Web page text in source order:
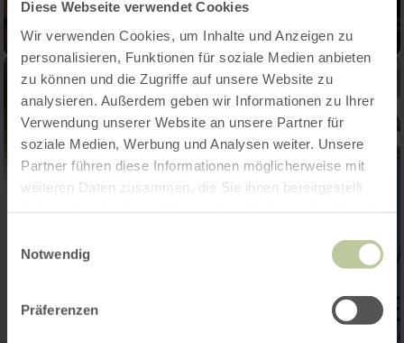
Diese Webseite verwendet Cookies
Wir verwenden Cookies, um Inhalte und Anzeigen zu
personalisieren, Funktionen für soziale Medien anbieten
zu können und die Zugriffe auf unsere Website zu
analysieren. Außerdem geben wir Informationen zu Ihrer
Verwendung unserer Website an unsere Partner für
soziale Medien, Werbung und Analysen weiter. Unsere
Partner führen diese Informationen möglicherweise mit
weiteren Daten zusammen, die Sie ihnen bereitgestellt
Notwendig
Präferenzen